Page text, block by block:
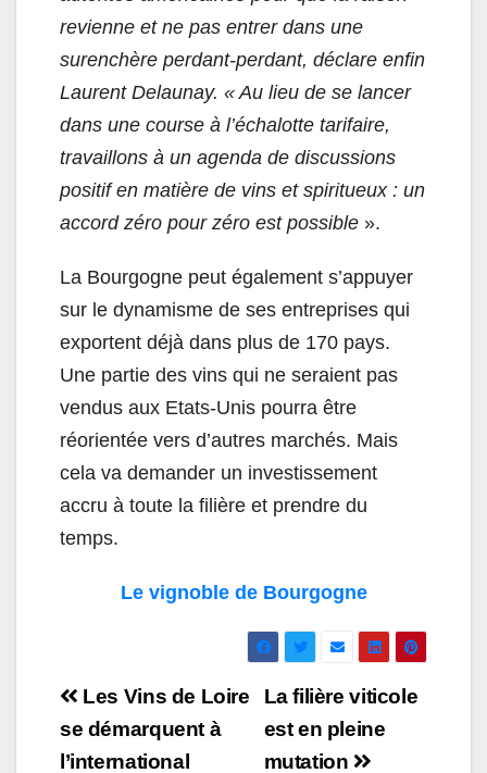
revienne et ne pas entrer dans une
surenchère perdant-perdant, déclare enfin
Laurent Delaunay. « Au lieu de se lancer
dans une course à l’échalotte tarifaire,
travaillons à un agenda de discussions
positif en matière de vins et spiritueux : un
accord zéro pour zéro est possible ».
La Bourgogne peut également s’appuyer
sur le dynamisme de ses entreprises qui
exportent déjà dans plus de 170 pays.
Une partie des vins qui ne seraient pas
vendus aux Etats-Unis pourra être
réorientée vers d’autres marchés. Mais
cela va demander un investissement
accru à toute la filière et prendre du
temps.
Le vignoble de Bourgogne
Navigation
de
La filière viticole
est en pleine
mutation
Les Vins de Loire
se démarquent à
l’international